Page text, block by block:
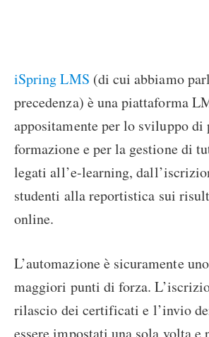
iSpring LMS (di cui abbiamo
precedenza) è una piattaforma
appositamente per lo sviluppo di
formazione e per la gestione di
legati all’e-learning,
studenti alla reportistica sui
online.
L’automazione è sicuramente
maggiori punti di forza.
rilascio dei certificati e l’invio
essere impostati una sola volta e